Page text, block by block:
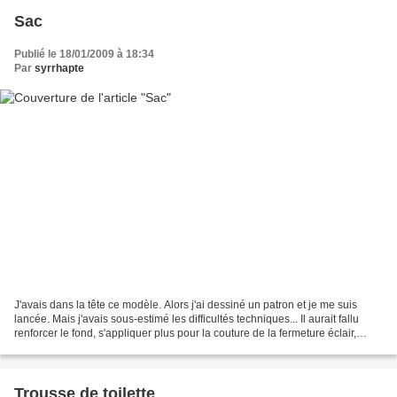
Sac
Publié le 18/01/2009 à 18:34
Par syrrhapte
J'avais dans la tête ce modèle. Alors j'ai dessiné un patron et je me suis
lancée. Mais j'avais sous-estimé les difficultés techniques... Il aurait fallu
renforcer le fond, s'appliquer plus pour la couture de la fermeture éclair,